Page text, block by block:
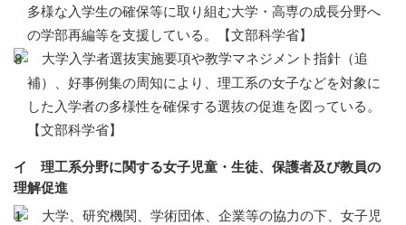
多様な入学生の確保等に取り組む大学・高専の成長分野へ
の学部再編等を支援している。【文部科学省】
大学入学者選抜実施要項や教学マネジメント指針（追
補）、好事例集の周知により、理工系の女子などを対象に
した入学者の多様性を確保する選抜の促進を図っている。
【文部科学省】
イ 理工系分野に関する女子児童・生徒、保護者及び教員の
理解促進
大学、研究機関、学術団体、企業等の協力の下、女子児